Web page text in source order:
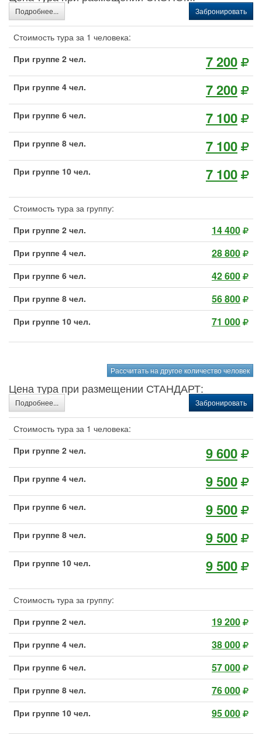
Подробнее... Забронировать
Стоимость тура за 1 человека:
При группе 2 чел.
7 200
При группе 4 чел. 7 200
При группе 6 чел. 7 100
При группе 8 чел. 7 100
При группе 10 чел. 7 100
Стоимость тура за группу:
При группе 2 чел.
14 400
При группе 4 чел. 28 800
При группе 6 чел. 42 600
При группе 8 чел. 56 800
При группе 10 чел. 71 000
Рассчитать на другое количество человек
Цена тура при размещении СТАНДАРТ:
Подробнее... Забронировать
Стоимость тура за 1 человека:
При группе 2 чел.
9 600
При группе 4 чел. 9 500
При группе 6 чел. 9 500
При группе 8 чел. 9 500
При группе 10 чел. 9 500
Стоимость тура за группу:
При группе 2 чел.
19 200
При группе 4 чел. 38 000
При группе 6 чел. 57 000
При группе 8 чел. 76 000
При группе 10 чел. 95 000